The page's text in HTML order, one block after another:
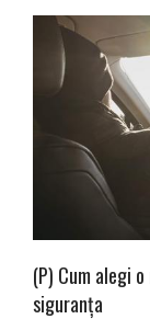
(P) Cum alegi
siguranța